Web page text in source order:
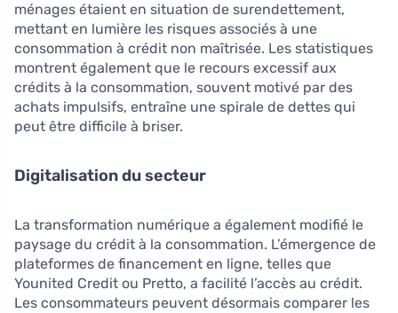
ménages étaient en situation de surendettement,
mettant en lumière les risques associés à une
consommation à crédit non maîtrisée. Les statistiques
montrent également que le recours excessif aux
crédits à la consommation, souvent motivé par des
achats impulsifs, entraîne une spirale de dettes qui
peut être difficile à briser.
Digitalisation du secteur
La transformation numérique a également modifié le
paysage du crédit à la consommation. L’émergence de
plateformes de financement en ligne, telles que
Younited Credit ou Pretto, a facilité l’accès au crédit.
Les consommateurs peuvent désormais comparer les